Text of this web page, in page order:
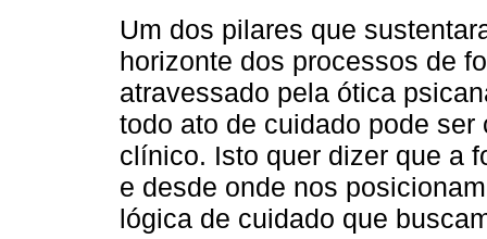
Um dos pilares que
horizonte dos processos de
atravessado pela ótica
todo ato de cuidado pode
clínico. Isto quer dizer que a
e desde onde nos
lógica de cuidado que